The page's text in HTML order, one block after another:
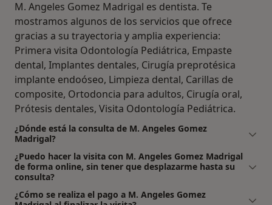
M. Angeles Gomez Madrigal es dentista. Te
mostramos algunos de los servicios que ofrece
gracias a su trayectoria y amplia experiencia:
Primera visita Odontología Pediátrica, Empaste
dental, Implantes dentales, Cirugía preprotésica
implante endoóseo, Limpieza dental, Carillas de
composite, Ortodoncia para adultos, Cirugía oral,
Prótesis dentales, Visita Odontología Pediátrica.
¿Dónde está la consulta de M. Angeles Gomez
Madrigal?
¿Puedo hacer la visita con M. Angeles Gomez Madrigal
de forma online, sin tener que desplazarme hasta su
consulta?
¿Cómo se realiza el pago a M. Angeles Gomez